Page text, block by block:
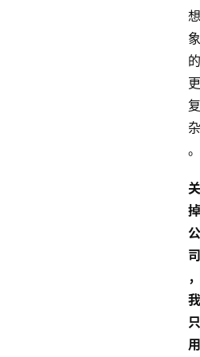
想
象
的
更
复
杂
。
关
掉
公
司
，
我
只
用